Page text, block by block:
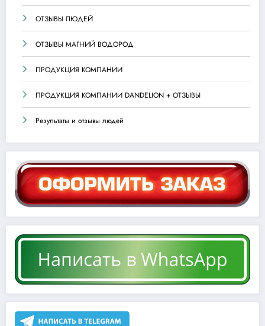
ОТЗЫВЫ ЛЮДЕЙ
ОТЗЫВЫ МАГНИЙ ВОДОРОД
ПРОДУКЦИЯ КОМПАНИИ
ПРОДУКЦИЯ КОМПАНИИ DANDELION + ОТЗЫВЫ
Результаты и отзывы людей